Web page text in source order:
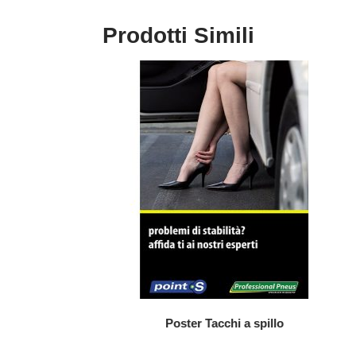
Prodotti Simili
Poster Tacchi a spillo